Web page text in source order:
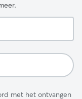
met het ontvangen